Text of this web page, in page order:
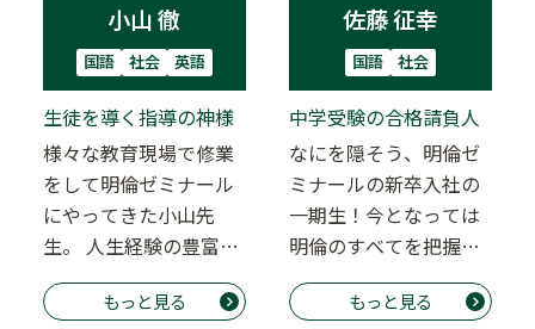
小山 徹
国語 社会 英語
生徒を導く指導の神様
様々な教育現場で修業
をして明倫ゼミナール
にやってきた小山先
生。 人生経験の豊富さ
からでる聞き上手なた
たずまいに思わず勉
もっと見る
佐藤 征幸
国語 社会
中学受験の合格請負人
なにを隠そう、明倫ゼ
ミナールの新卒入社の
一期生！今となっては
明倫のすべてを把握し
ている生き字引。 入社
当時から中学受験に…
もっと見る